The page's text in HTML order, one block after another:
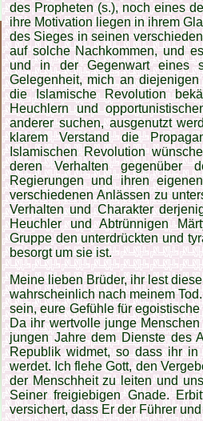
des Propheten (s.), noch eines
ihre Motivation liegen in ihrem
des Sieges in seinen
auf solche Nachkommen, und
und in der Gegenwart eines
Gelegenheit, mich an
die Islamische Revolution
Heuchlern und
anderer suchen, ausgenutzt
klarem Verstand die
Islamischen Revolution
deren Verhalten gegenüber
Regierungen und ihren
verschiedenen Anlässen zu
Verhalten und Charakter
Heuchler und Abtrünnigen
Gruppe den unterdrückten und
besorgt um sie ist.
Meine lieben Brüder, ihr lest
wahrscheinlich nach meinem
sein, eure Gefühle für
Da ihr wertvolle junge
jungen Jahre dem Dienste des
Republik widmet, so dass ihr
werdet. Ich flehe Gott, den
der Menschheit zu leiten und
Seiner freigiebigen Gnade.
versichert, dass Er der Führer